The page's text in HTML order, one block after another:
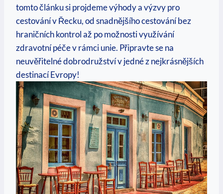
tomto článku si projdeme výhody a výzvy pro
cestování v Řecku, od snadnějšího cestování bez
hraničních kontrol až po možnosti využívání
zdravotní péče v rámci unie. Připravte se na
neuvěřitelné dobrodružství v jedné z nejkrásnějších
destinací Evropy!